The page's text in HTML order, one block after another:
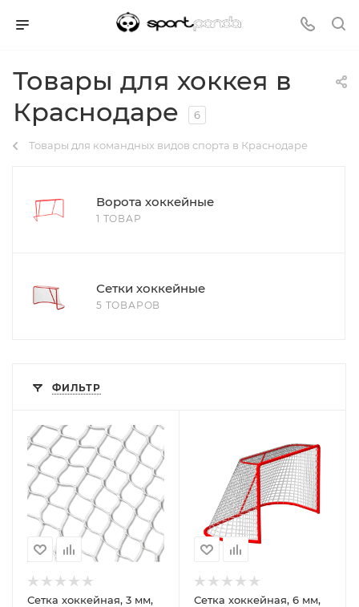
Товары для хоккея в
Краснодаре
6
Товары для командных видов спорта в Краснодаре
Ворота хоккейные
1 ТОВАР
Сетки хоккейные
5 ТОВАРОВ
ФИЛЬТР
Сетка хоккейная, 3 мм,
Сетка хоккейная, 6 мм,